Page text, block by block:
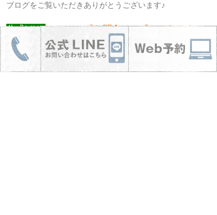
ブログをご覧いただきありがとうございます♪
公式LINE
『お問合せ』『かんたんネッ
ト予約』 が可能です！